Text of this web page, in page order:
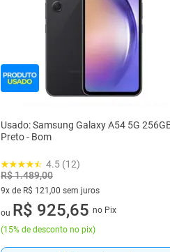
Usado: Samsung Galaxy A54 5G
Preto - Bom
4.5 (12)
R$ 1.489,00
9x de R$ 121,00 sem juros
9 vez de R$ 121,00 sem juros
ou R$ 925,65 no Pix
(15% de desconto no pix)